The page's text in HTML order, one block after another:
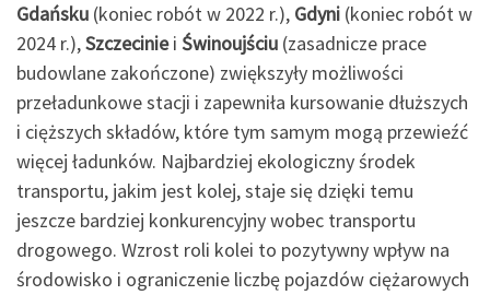
Gdańsku (koniec robót w 2022 r.), Gdyni (koniec robót w
2024 r.),Szczeciniei Świnoujściu (zasadnicze prace
budowlane zakończone) zwiększyły możliwości
przeładunkowe stacji i zapewniła kursowanie dłuższych
i cięższych składów, które tym samym mogą przewieźć
więcej ładunków. Najbardziej ekologiczny środek
transportu, jakim jest kolej, staje się dzięki temu
jeszcze bardziej konkurencyjny wobec transportu
drogowego. Wzrost roli kolei to pozytywny wpływ na
środowisko i ograniczenie liczbę pojazdów ciężarowych